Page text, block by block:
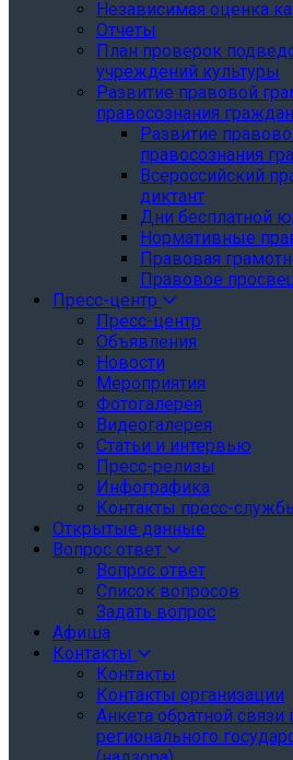
Независимая оценка
Отчеты
План проверок
учреждений культуры
Развитие правовой
правосознания граждан
Развитие
правосознания
Всероссийский
диктант
Дни бесплатной
Нормативные
Правовая
Правовое
Пресс-центр
Пресс-центр
Объявления
Новости
Мероприятия
Фотогалерея
Видеогалерея
Статьи и интервью
Пресс-релизы
Инфографика
Контакты пресс-
Открытые данные
Вопрос ответ
Вопрос ответ
Список вопросов
Задать вопрос
Афиша
Контакты
Контакты
Контакты организации
Анкета обратной
регионального